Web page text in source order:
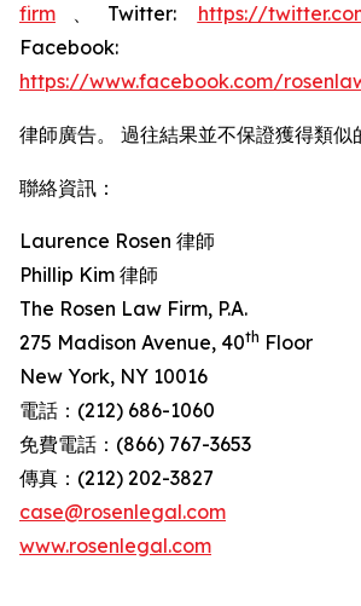
firm 、Twitter: https://
Facebook:
https://www.facebook.com/
律師廣告。 過往結果並不保證獲得類似
聯絡資訊：
Laurence Rosen 律師
Phillip Kim 律師
The Rosen Law Firm, P.A.
275 Madison Avenue, 40th Floor
New York, NY 10016
電話：(212) 686-1060
免費電話：(866) 767-3653
傳真：(212) 202-3827
case@rosenlegal.com
www.rosenlegal.com